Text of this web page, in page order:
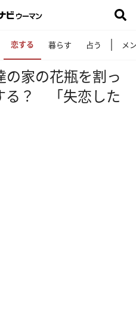
恋する 暮らす 占う メ
の家の花瓶を割っ
る？ 「失恋した